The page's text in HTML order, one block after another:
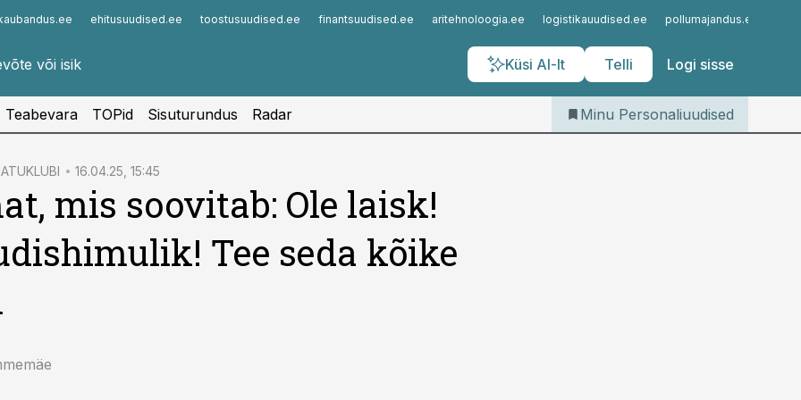
ehitusuudised.ee toostusuudised.ee finantsuudised.ee aritehnoloogia.ee logistikauudised.ee pollumajandus.ee
Küsi AI-lt Telli Logi sisse
Infopank
Iseteenindus
Telli Personaliuudised
Teabevara TOPid Sisuturundus Radar Minu Personaliuudised
16.04.25, 15:45
mis soovitab: Ole laisk!
Tee seda kõike